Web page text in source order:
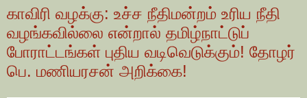
காவிரி வழக்கு: உச்ச நீதிமன்றம் உரிய நீதி
வழங்கவில்லை என்றால் தமிழ்நாட்டுப்
போராட்டங்கள் புதிய வடிவெடுக்கும்! தோழர்
பெ. மணியரசன் அறிக்கை!